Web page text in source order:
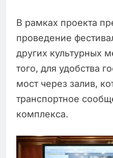
В рамках проекта
проведение
других культурных
того, для удобства
мост через залив,
транспортное
комплекса.